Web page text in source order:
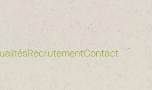
RecrutementContact